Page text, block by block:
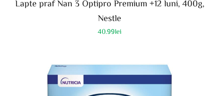
Lapte praf Nan 3 Optipro Premium +12 luni, 400g,
Nestle
40.99lei